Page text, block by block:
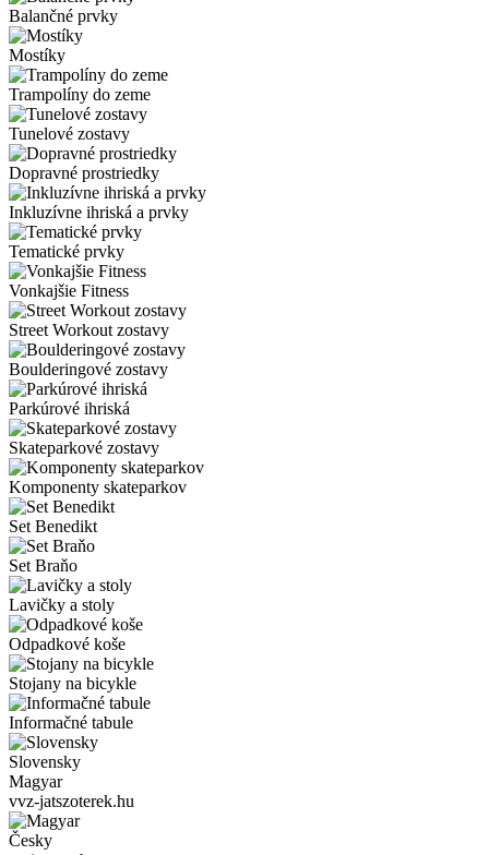
Balančné prvky
Mostíky
Trampolíny do zeme
Tunelové zostavy
Dopravné prostriedky
Inkluzívne ihriská a prvky
Tematické prvky
Vonkajšie Fitness
Street Workout zostavy
Boulderingové zostavy
Parkúrové ihriská
Skateparkové zostavy
Komponenty skateparkov
Set Benedikt
Set Braňo
Lavičky a stoly
Odpadkové koše
Stojany na bicykle
Informačné tabule
Slovensky
Magyar
vvz-jatszoterek.hu
Česky